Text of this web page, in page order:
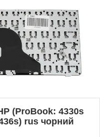
(ProBook: 4330s
rus чорний